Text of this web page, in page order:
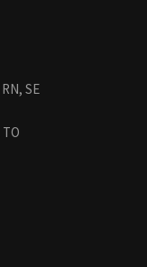
RN, SE
TO